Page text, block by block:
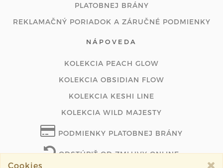
PLATOBNEJ BRÁNY
REKLAMAČNÝ PORIADOK A ZÁRUČNÉ PODMIENKY
NÁPOVEDA
KOLEKCIA PEACH GLOW
KOLEKCIA OBSIDIAN FLOW
KOLEKCIA KESHI LINE
KOLEKCIA WILD MAJESTY
PODMIENKY PLATOBNEJ BRÁNY
ODSTÚPIŤ OD ZMLUVY ONLINE
Cookies